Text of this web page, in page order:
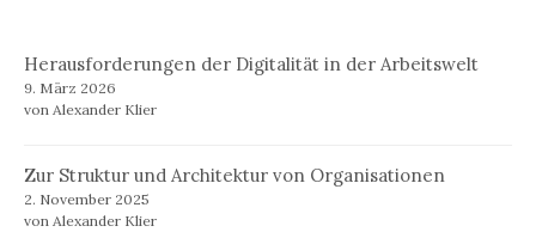
Herausforderungen der Digitalität in der Arbeitswelt
9. März 2026
von Alexander Klier
Zur Struktur und Architektur von Organisationen
2. November 2025
von Alexander Klier